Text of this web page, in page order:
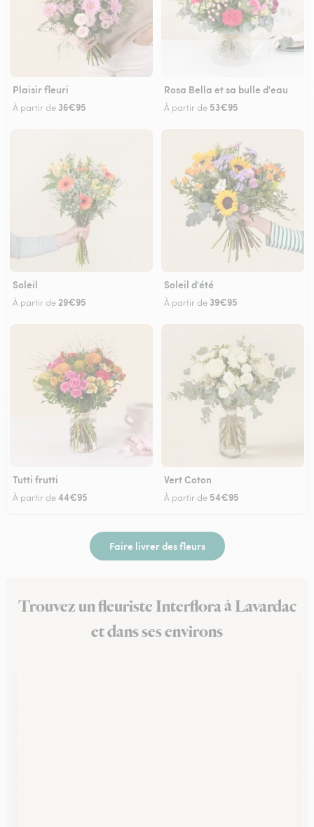
Plaisir fleuri
À partir de 36€95
Rosa Bella et sa bulle d'eau
À partir de 53€95
Soleil
À partir de 29€95
Soleil d'été
À partir de 39€95
Tutti frutti
À partir de44€95
Vert Coton
À partir de 54€95
Faire livrer des fleurs
Trouvez un fleuriste Interflora à Lavardac
et dans ses environs